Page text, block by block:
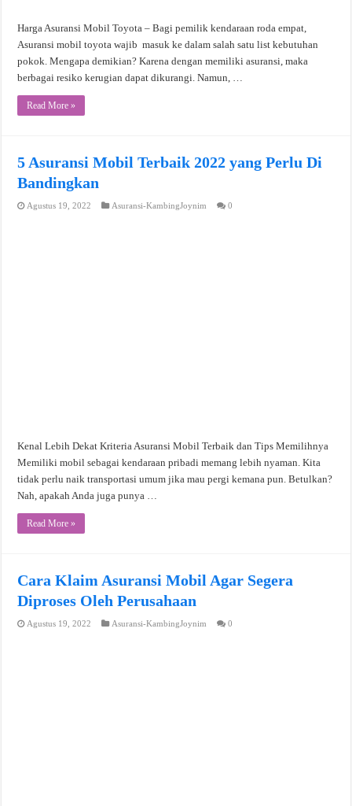
Harga Asuransi Mobil Toyota – Bagi pemilik kendaraan roda empat,
Asuransi mobil toyota wajib masuk ke dalam salah satu list kebutuhan
pokok. Mengapa demikian? Karena dengan memiliki asuransi, maka
berbagai resiko kerugian dapat dikurangi. Namun, …
Read More »
5 Asuransi Mobil Terbaik 2022 yang Perlu Di
Bandingkan
Agustus 19, 2022 Asuransi-KambingJoynim 0
Kenal Lebih Dekat Kriteria Asuransi Mobil Terbaik dan Tips Memilihnya
Memiliki mobil sebagai kendaraan pribadi memang lebih nyaman. Kita
tidak perlu naik transportasi umum jika mau pergi kemana pun. Betulkan?
Nah, apakah Anda juga punya …
Read More »
Cara Klaim Asuransi Mobil Agar Segera
Diproses Oleh Perusahaan
Agustus 19, 2022 Asuransi-KambingJoynim 0